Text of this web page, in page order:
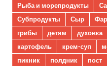
Рыба и морепродукты
Субпродукты
Сыр
грибы
детям духовка
картофель
крем-суп
пикник
полдник пост